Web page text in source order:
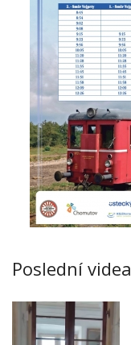
Poslední videa